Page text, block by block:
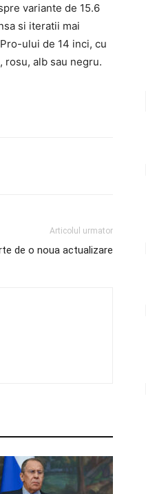
variante de 15.6
si iteratii mai
ului de 14 inci, cu
alb sau negru.
Articolul urmator
de o noua actualizare